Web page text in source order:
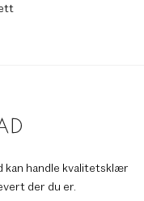
kan handle kvalitetsklær
der du er.